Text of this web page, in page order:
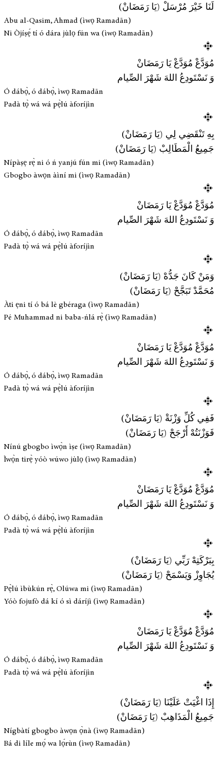
لَنَا خَيْرَ مُرْسَلْ (يَا رَمَضَانْ)
Abu al-Qasim, Ahmad (ìwọ Ramadān)
Ni Òjíṣẹ́ tí ó dára jùlọ fún wa (ìwọ Ramadān)
مُوَدَّعْ مُوَدَّعْ يَا رَمَضَانْ
وَ نَسْتَودِعُ اللهَ شَهْرَ الصِّيام
Ó dábọ̀, ó dábọ̀, ìwọ Ramadān
Padà tọ̀ wá wá pẹ̀lú àforíjìn
بِهِ تَنْقَضِي لِي (يَا رَمَضَانْ)
جَمِيعُ الْمَطَالِبْ (يَا رَمَضَانْ)
Nípàṣẹ rẹ̀ ni ó ń yanjú fún mi (ìwọ Ramadān)
Gbogbo àwọn àìní mi (ìwọ Ramadān)
مُوَدَّعْ مُوَدَّعْ يَا رَمَضَانْ
وَ نَسْتَودِعُ اللهَ شَهْرَ الصِّيام
Ó dábọ̀, ó dábọ̀, ìwọ Ramadān
Padà tọ̀ wá wá pẹ̀lú àforíjìn
وَمَنْ كَانَ جَدُّهْ (يَا رَمَضَانْ)
مُحَمَّدْ تَبَجَّحْ (يَا رَمَضَانْ)
Àti ẹni tí ó bá lè gbéraga (ìwọ Ramadān)
Pé Muhammad ni baba-ńlá rẹ̀ (ìwọ Ramadān)
مُوَدَّعْ مُوَدَّعْ يَا رَمَضَانْ
وَ نَسْتَودِعُ اللهَ شَهْرَ الصِّيام
Ó dábọ̀, ó dábọ̀, ìwọ Ramadān
Padà tọ̀ wá wá pẹ̀lú àforíjìn
فَفِي كُلِّ وَزْنَةْ (يَا رَمَضَانْ)
فَوَزْنَتُهْ أَرْجَحْ (يَا رَمَضَانْ)
Nínú gbogbo ìwọ̀n ìṣe (ìwọ Ramadān)
Ìwọ̀n tirẹ̀ yóò wúwo jùlọ (ìwọ Ramadān)
مُوَدَّعْ مُوَدَّعْ يَا رَمَضَانْ
وَ نَسْتَودِعُ اللهَ شَهْرَ الصِّيام
Ó dábọ̀, ó dábọ̀, ìwọ Ramadān
Padà tọ̀ wá wá pẹ̀lú àforíjìn
بِبَرْكَتِهْ رَبِّي (يَا رَمَضَانْ)
يُجَاوِزْ وَيَسْمَحْ (يَا رَمَضَانْ)
Pẹ̀lú ìbùkún rẹ̀, Olúwa mi (ìwọ Ramadān)
Yóò fojufò dá kí ó sì dáríjì (ìwọ Ramadān)
مُوَدَّعْ مُوَدَّعْ يَا رَمَضَانْ
وَ نَسْتَودِعُ اللهَ شَهْرَ الصِّيام
Ó dábọ̀, ó dábọ̀, ìwọ Ramadān
Padà tọ̀ wá wá pẹ̀lú àforíjìn
إِذَا اغْيَتْ عَلَيْنَا (يَا رَمَضَانْ)
جَمِيعُ الْمَذَاهِبْ (يَا رَمَضَانْ)
Nígbàtí gbogbo àwọn ọ̀nà (ìwọ Ramadān)
Bá di líle mọ́ wa lọ́rùn (ìwọ Ramadān)